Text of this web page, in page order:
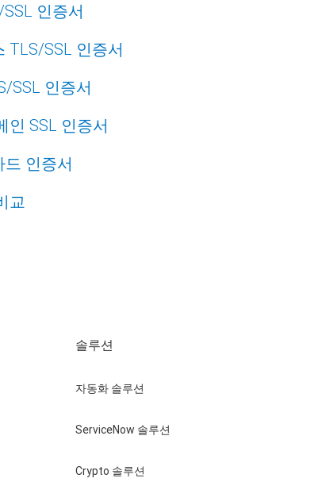
인증서
TLS/SSL 인증서
SSL 인증서
인 SSL 인증서
인증서
교
솔루션
자동화 솔루션
ServiceNow 솔루션
Crypto 솔루션